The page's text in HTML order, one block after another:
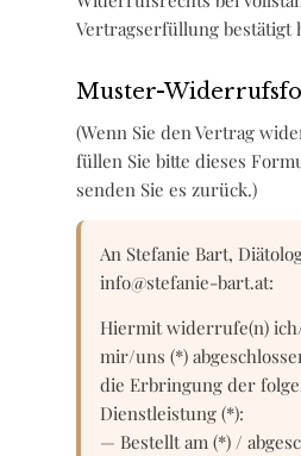
Vertragserfüllung bestätigt
Muster-
(Wenn Sie den Vertrag
füllen Sie bitte dieses
senden Sie es zurück.)
An Stefanie Bart,
info@stefanie-bart.at:
Hiermit widerrufe(n)
mir/uns (*)
die Erbringung der
Dienstleistung (*):
— Bestellt am (*) /